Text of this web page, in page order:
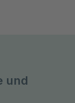
und